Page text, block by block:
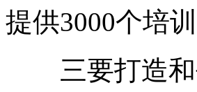
提供3000个培训
三要打造和